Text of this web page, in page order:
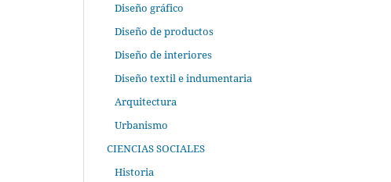
Diseño gráfico
Diseño de productos
Diseño de interiores
Diseño textil e indumentaria
Arquitectura
Urbanismo
CIENCIAS SOCIALES
Historia